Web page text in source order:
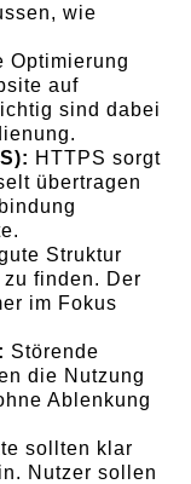
wie
Optimierung
auf
sind dabei
HTTPS sorgt
übertragen
Struktur
finden. Der
im Fokus
Störende
die Nutzung
Ablenkung
sollten klar
Nutzer sollen